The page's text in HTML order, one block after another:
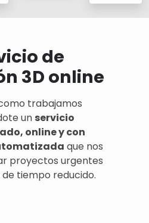
de
3D online
trabajamos
un servicio
online y con
que nos
proyectos urgentes
tiempo reducido.